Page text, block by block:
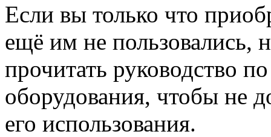
Если вы только что
ещё им не пользовались,
прочитать руководство
оборудования, чтобы не
его использования.